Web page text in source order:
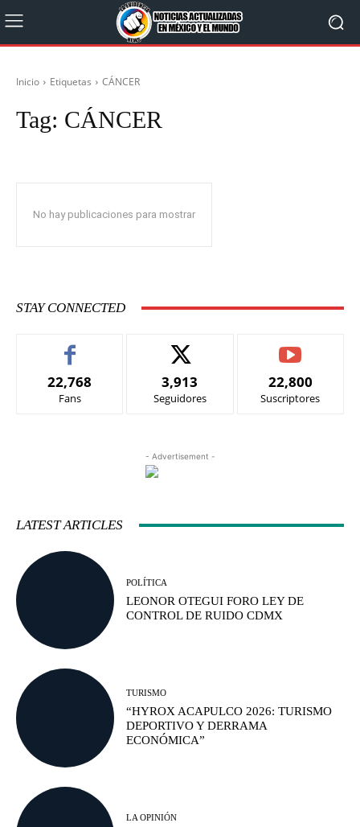
Inicio Etiquetas CÁNCER
Tag: CÁNCER
No hay publicaciones para mostrar
STAY CONNECTED
22,768
Fans
3,913
Seguidores
22,800
Suscriptores
- Advertisement -
LATEST ARTICLES
POLÍTICA
LEONOR OTEGUI FORO LEY DE
CONTROL DE RUIDO CDMX
TURISMO
“HYROX ACAPULCO 2026: TURISMO
DEPORTIVO Y DERRAMA
ECONÓMICA”
LA OPINIÓN